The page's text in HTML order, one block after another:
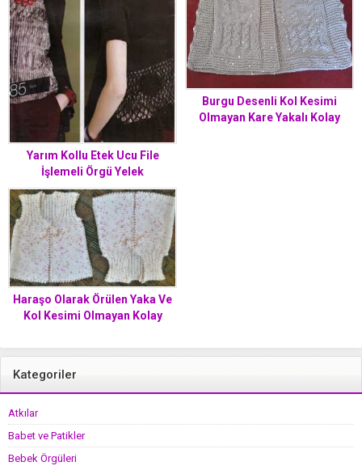
Yarım Kollu Etek Ucu File
İşlemeli Örgü Yelek
Burgu Desenli Kol Kesimi
Olmayan Kare Yakalı Kolay
Haraşo Olarak Örülen Yaka Ve
Kol Kesimi Olmayan Kolay
Kategoriler
Atkılar
Babet ve Patikler
Bebek Örgüleri